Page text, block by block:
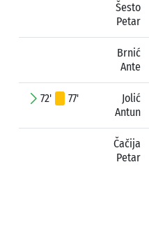
Šesto
Petar
Brnić
Ante
72' 77'
Jolić
Antun
Čačija
Petar